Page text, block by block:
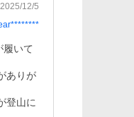
2025/12/5
いて
ありが
登山に